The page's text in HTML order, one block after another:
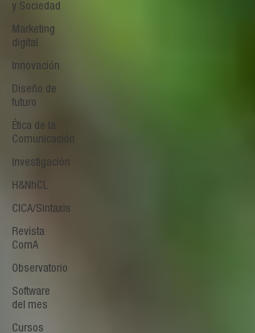
y Sociedad
Marketing
digital
Innovación
Diseño de
futuro
Ética de la
Comunicación
Investigación
H&NhCL
CICA/Sintaxis
Revista
ComA
Observatorio
Software
del mes
Cursos